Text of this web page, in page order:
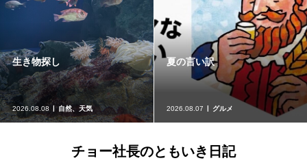
生き物探し
2026.08.08 自然、天気
夏の言い訳
2026.08.07 グルメ
チョー社長のともいき日記